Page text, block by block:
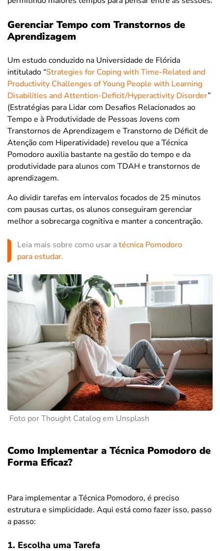
Gerenciar Tempo com Transtornos de
Aprendizagem
Um estudo conduzido na Universidade de Flórida
intitulado “Strategies for Coping with Time-Related and
Productivity Challenges of Young People with Learning
Disabilities and Attention-Deficit/Hyperactivity Disorder”
(Estratégias para Lidar com Desafios Relacionados ao
Tempo e à Produtividade de Pessoas Jovens com
Transtornos de Aprendizagem e Transtorno de Déficit de
Atenção com Hiperatividade) revelou que a Técnica
Pomodoro auxilia bastante na gestão do tempo e da
produtividade para alunos com TDAH e transtornos de
aprendizagem.
Ao dividir tarefas em intervalos focados de 25 minutos
com pausas curtas, os alunos conseguiram gerenciar
melhor a sobrecarga cognitiva e manter a concentração.
Leia mais sobre como usar atécnica Pomodoro
para estudar.
Foto por Thought Catalog em Unsplash
Como Implementar a Técnica Pomodoro de
Forma Eficaz?
Para implementar a Técnica Pomodoro, é preciso
estrutura e simplicidade. Aqui está como fazer isso, passo
a passo:
1. Escolha uma Tarefa